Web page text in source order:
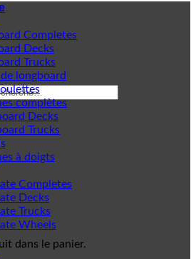
dans le panier.
Completes
Decks
Trucks
de longboard
complètes
Decks
Trucks
à doigts
Completes
Decks
Trucks
Wheels